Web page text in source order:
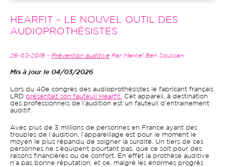
HEARFIT – LE NOUVEL OUTIL DES
AUDIOPROTHÉSISTES
26-03-2018 - Prévention auditive Par Marcel Ben Soussan
Mis à jour le 04/03/2026
Lors du 40e congrès des audioprothésistes le fabricant français
LRD présentait son fauteuil Hearfit.
Cet appareil, à destination
des professionnels de l’audition est un fauteuil d’entrainement
auditif.
Avec plus de 3 millions de personnes en France ayant des
troubles de l’audition, l’appareillage est pour le moment le
moyen le plus répandu de soigner la surdité. Un tiers de ces
personnes ne s’équipent pourtant pas, que ce soit pour des
raisons financières ou de confort. En effet la prothèse auditive
n’a pas bonne réputation, et ce, malgré les énormes progrès